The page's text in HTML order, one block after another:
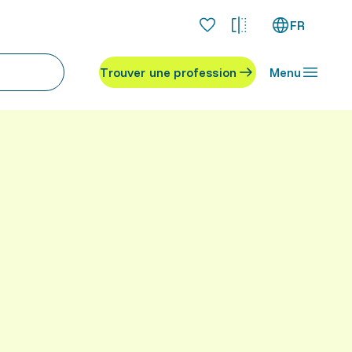
FR
Trouver une profession Menu